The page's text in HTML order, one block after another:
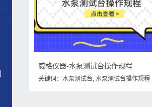
威格仪器-水泵测试台操作规程
关键词：水泵测试台,水泵测试台操作规程